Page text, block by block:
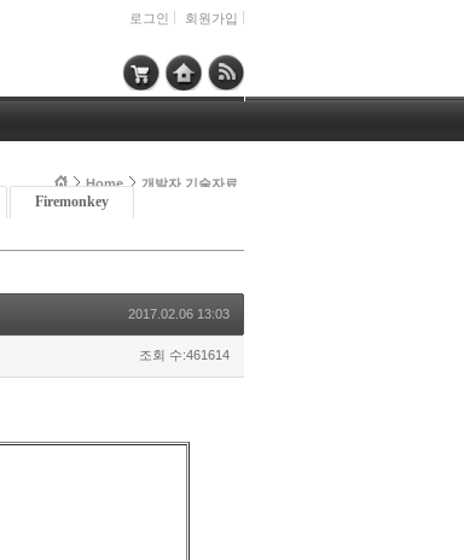
로그인 회원가입
Home 개발자 기술자료
Firemonkey
2017.02.06 13:03
조회 수:461614